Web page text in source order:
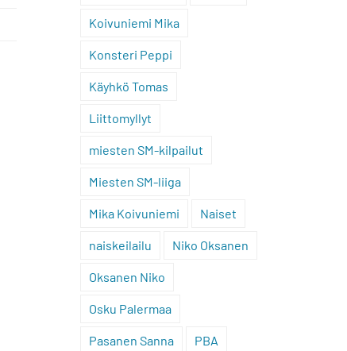
Koivuniemi Mika
Konsteri Peppi
Käyhkö Tomas
Liittomyllyt
miesten SM-kilpailut
Miesten SM-liiga
Mika Koivuniemi Naiset
naiskeilailu Niko Oksanen
Oksanen Niko
Osku Palermaa
Pasanen Sanna PBA